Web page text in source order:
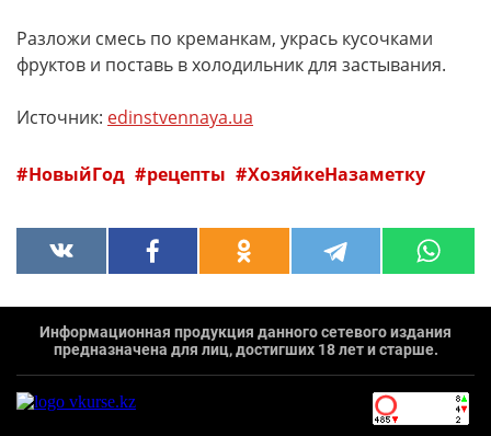
Разложи смесь по креманкам, укрась кусочками
фруктов и поставь в холодильник для застывания.
Источник: edinstvennaya.ua
НовыйГод рецепты ХозяйкеНазаметку
Информационная продукция данного сетевого издания
предназначена для лиц, достигших 18 лет и старше.